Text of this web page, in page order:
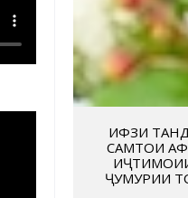
ҲИФЗИ
САМТҲОИ
ҶУМҲУРИИ